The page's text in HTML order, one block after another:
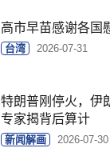
高市早苗感谢各国
台湾 2026-07-31
特朗普刚停火，伊
专家揭背后算计
新闻解画 2026-07-30